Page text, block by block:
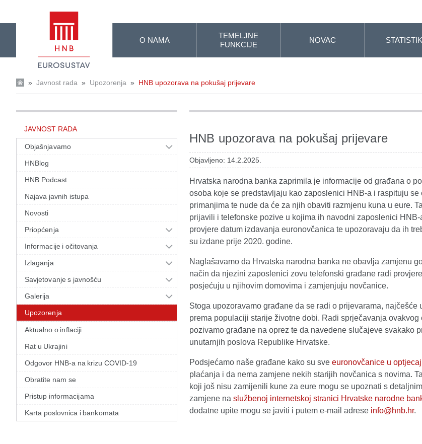
O NAMA
TEMELJNE
FUNKCIJE
NOVAC
» Javnost rada » Upozorenja » HNB upozorava na pokušaj prijevare
JAVNOST RADA
Objašnjavamo
HNBlog
HNB Podcast
Najava javnih istupa
Novosti
Priopćenja
Informacije i očitovanja
Izlaganja
Savjetovanje s javnošću
Galerija
Upozorenja
Aktualno o inflaciji
Rat u Ukrajini
Odgovor HNB-a na krizu COVID-19
Obratite nam se
Pristup informacijama
Karta poslovnica i bankomata
HNB upozorava na pokušaj prijevare
Objavljeno: 14.2.2025.
Hrvatska narodna banka zaprimila je informacije od građana o
osoba koje se predstavljaju kao zaposlenici HNB-a i raspituju se
primanjima te nude da će za njih obaviti razmjenu kuna u eure.
prijavili i telefonske pozive u kojima ih navodni zaposlenici HNB-
provjere datum izdavanja euronovčanica te upozoravaju da ih
su izdane prije 2020. godine.
Naglašavamo da Hrvatska narodna banka ne obavlja zamjenu
način da njezini zaposlenici zovu telefonski građane radi
posjećuju u njihovim domovima i zamjenjuju novčanice.
Stoga upozoravamo građane da se radi o prijevarama, najčešće
prema populaciji starije životne dobi. Radi sprječavanja ovakvog
pozivamo građane na oprez te da navedene slučajeve svakako
unutarnjih poslova Republike Hrvatske.
Podsjećamo naše građane kako su sve euronovčanice u
plaćanja i da nema zamjene nekih starijih novčanica s novima.
koji još nisu zamijenili kune za eure mogu se upoznati s
zamjene na službenoj internetskoj stranici Hrvatske narodne
dodatne upite mogu se javiti i putem e-mail adrese info@hnb.hr.